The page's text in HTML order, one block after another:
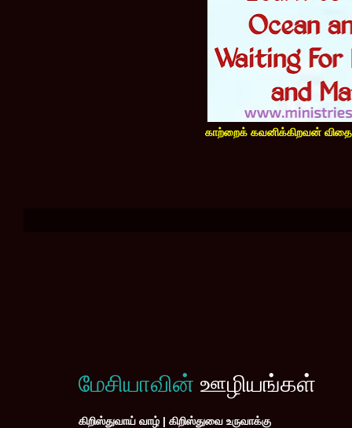
காற்றைக் கவனிக்கிறவன்
மேசியாவின் ஊழியங்கள்
கிறிஸ்துவாய் வாழ் | கிறிஸ்துவை உருவாக்கு